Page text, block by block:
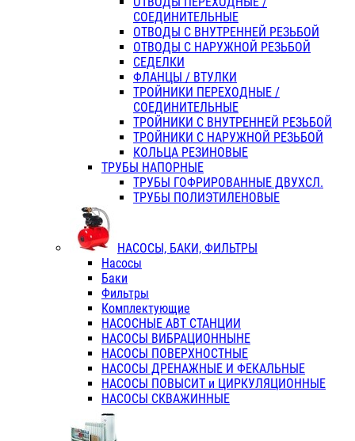
СОЕДИНИТЕЛЬНЫЕ
ОТВОДЫ С ВНУТРЕННЕЙ РЕЗЬБОЙ
ОТВОДЫ С НАРУЖНОЙ РЕЗЬБОЙ
СЕДЕЛКИ
ФЛАНЦЫ / ВТУЛКИ
ТРОЙНИКИ ПЕРЕХОДНЫЕ /
СОЕДИНИТЕЛЬНЫЕ
ТРОЙНИКИ С ВНУТРЕННЕЙ РЕЗЬБОЙ
ТРОЙНИКИ С НАРУЖНОЙ РЕЗЬБОЙ
КОЛЬЦА РЕЗИНОВЫЕ
ТРУБЫ НАПОРНЫЕ
ТРУБЫ ГОФРИРОВАННЫЕ ДВУХСЛ.
ТРУБЫ ПОЛИЭТИЛЕНОВЫЕ
НАСОСЫ, БАКИ, ФИЛЬТРЫ
Насосы
Баки
Фильтры
Комплектующие
НАСОСНЫЕ АВТ СТАНЦИИ
НАСОСЫ ВИБРАЦИОННЫНЕ
НАСОСЫ ПОВЕРХНОСТНЫЕ
НАСОСЫ ДРЕНАЖНЫЕ И ФЕКАЛЬНЫЕ
НАСОСЫ ПОВЫСИТ и ЦИРКУЛЯЦИОННЫЕ
НАСОСЫ СКВАЖИННЫЕ